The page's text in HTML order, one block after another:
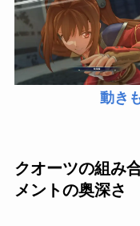
動き
クオーツの組み
メントの奥深さ